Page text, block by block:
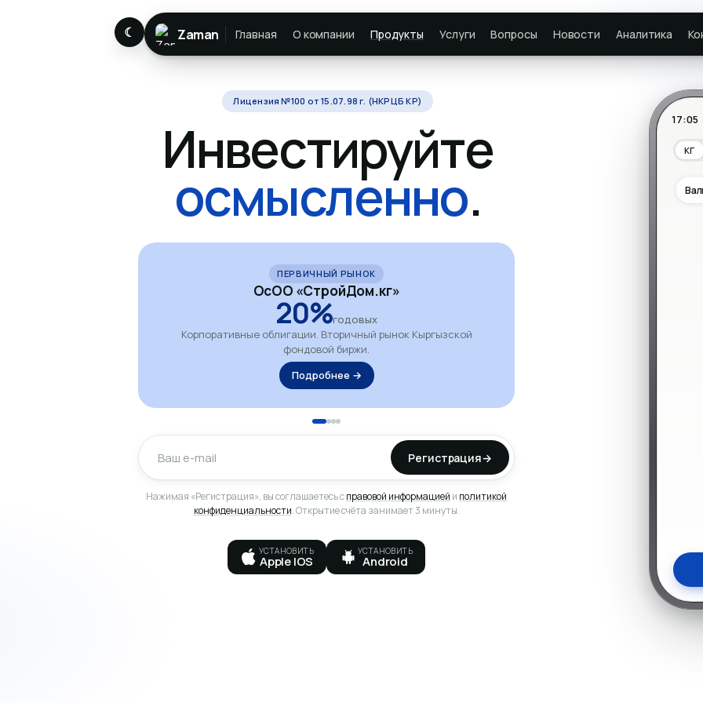
☾ Zaman Главная О компании Продукты Услуги Вопросы Новости Аналитика
Лицензия №100 от 15.07.98 г. (НКРЦБ КР)
Инвестируйте
осмысленно.
ПЕРВИЧНЫЙ РЫНОК
ОсОО «СтройДом.кг»
20%годовых
Корпоративные облигации. Вторичный рынок Кыргызской
фондовой биржи.
Подробнее →
Регистрация→
Нажимая «Регистрация», вы соглашаетесь справовой информацией и политикой
конфиденциальности. Открытие счёта занимает 3 минуты.
УСТАНОВИТЬ
Apple IOS
УСТАНОВИТЬ
Android
17:05
КГ